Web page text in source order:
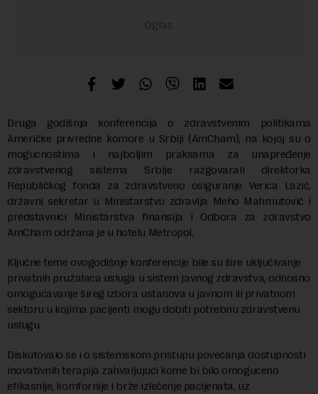
Druga godišnja konferencija o zdravstvenim politikama
Američke privredne komore u Srbiji (AmCham), na kojoj su o
mogućnostima i najboljim praksama za unapređenje
zdravstvenog sistema Srbije razgovarali direktorka
Republičkog fonda za zdravstveno osiguranje Verica Lazić,
državni sekretar u Ministarstvu zdravlja Meho Mahmutović i
predstavnici Ministarstva finansija i Odbora za zdravstvo
AmCham održana je u hotelu Metropol.
Ključne teme ovogodišnje konferencije bile su šire uključivanje
privatnih pružalaca usluga u sistem javnog zdravstva, odnosno
omogućavanje šireg izbora ustanova u javnom ili privatnom
sektoru u kojima pacijenti mogu dobiti potrebnu zdravstvenu
uslugu.
Diskutovalo se i o sistemskom pristupu povećanja dostupnosti
inovativnih terapija zahvaljujući kome bi bilo omogućeno
efikasnije, komfornije i brže izlečenje pacijenata, uz